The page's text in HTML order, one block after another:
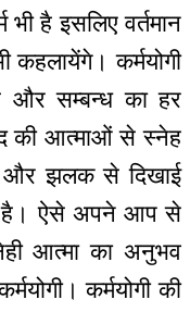
भी है इसलिए वर्तमान
कहलायेंगे। कर्मयोगी
और सम्बन्ध का हर
की आत्माओं से स्नेह
और झलक से दिखाई
है। ऐसे अपने आप से
आत्मा का अनुभव
कर्मयोगी की